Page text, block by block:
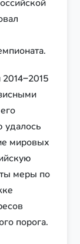
удалось
мировых
меры по
порога.